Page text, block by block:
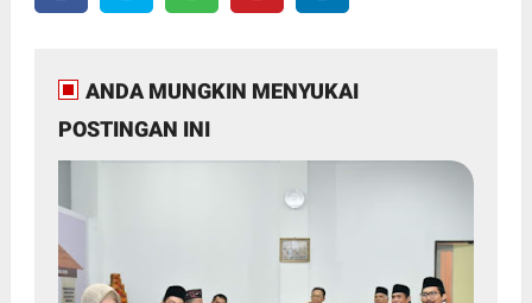
ANDA MUNGKIN MENYUKAI
POSTINGAN INI